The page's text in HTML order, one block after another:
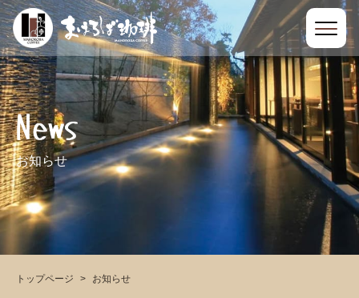
News
お知らせ
トップページ お知らせ